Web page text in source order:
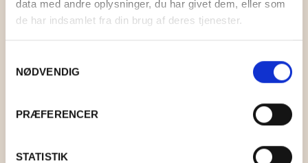
data med andre oplysninger, du har givet dem, eller som
de har indsamlet fra din brug af deres tjenester.
NØDVENDIG
PRÆFERENCER
STATISTIK
Relaterede varer